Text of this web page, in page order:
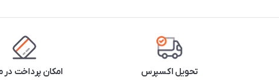
تحویل اکسپرس امکان پرداخت